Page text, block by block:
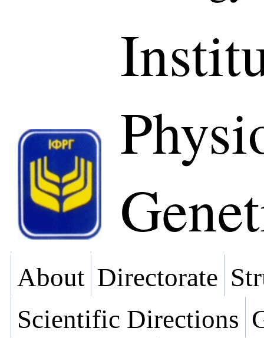
About Directorate
Scientific Directions